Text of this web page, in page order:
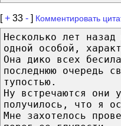
[+ 33 - ] Комментировать
Несколько лет
одной особой,
Она дико всех
последнюю очередь
тупостью.
Ну встречаются они
получилось, что я
Мне захотелось